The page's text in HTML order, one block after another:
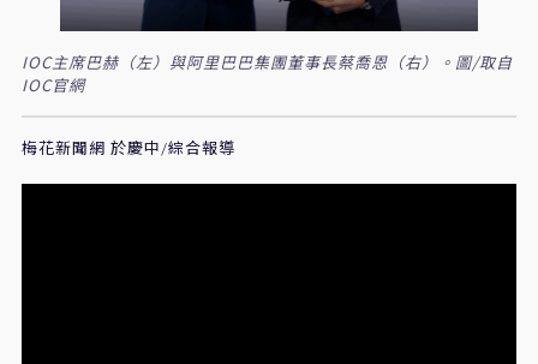
IOC主席巴赫（左）與阿里巴巴集團董事長蔡喬恩（右）。圖/取自
IOC官網
梅花新聞網 於慶中/綜合報導